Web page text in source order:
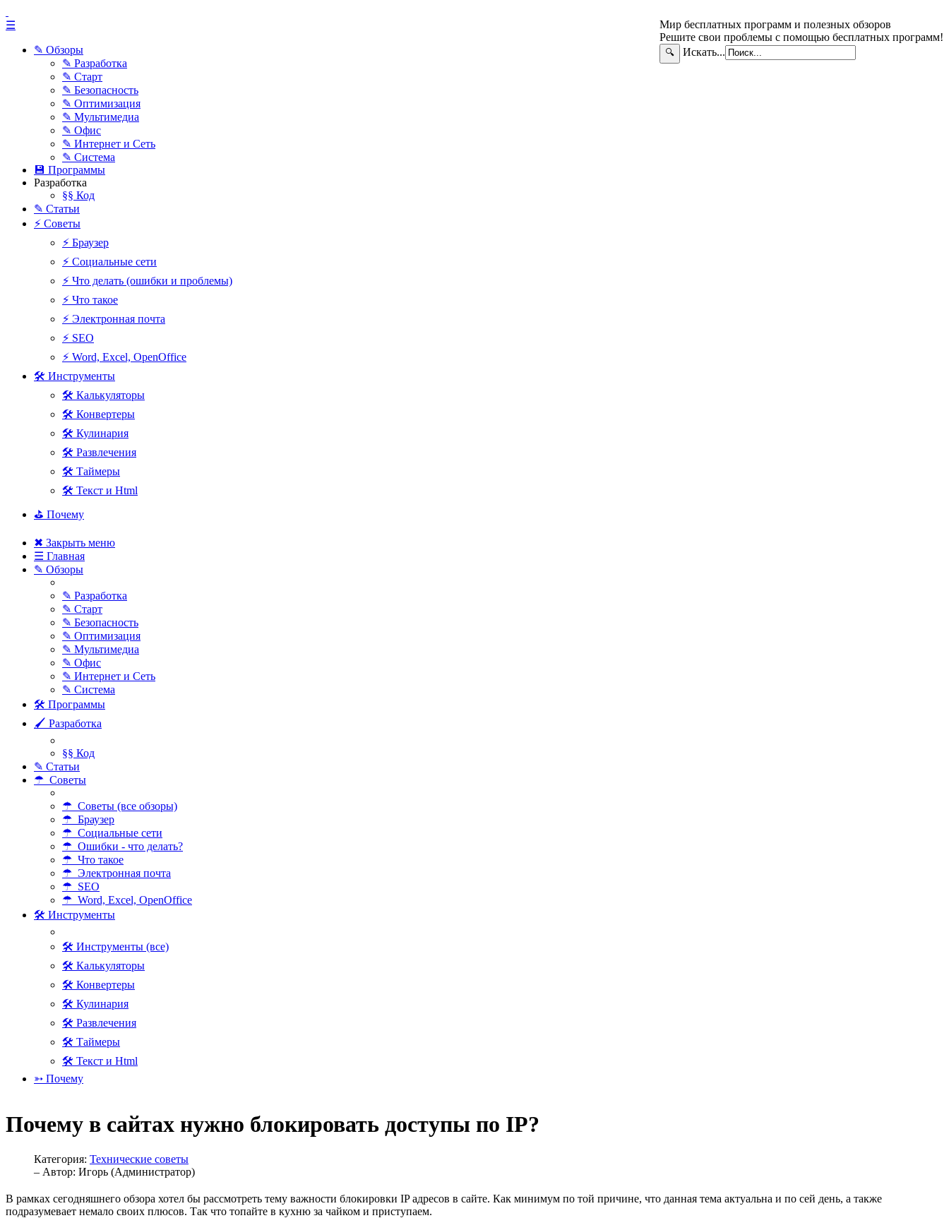
Мир бесплатных программ и полезных обзоров
Решите свои проблемы с помощью бесплатных программ!
🔍 Искать...
☰
✎ Обзоры
✎ Разработка
✎ Старт
✎ Безопасность
✎ Оптимизация
✎ Мультимедиа
✎ Офис
✎ Интернет и Сеть
✎ Система
💾 Программы
Разработка
§§ Код
✎ Статьи
⚡ Советы
⚡ Браузер
⚡ Социальные сети
⚡ Что делать (ошибки и проблемы)
⚡ Что такое
⚡ Электронная почта
⚡ SEO
⚡ Word, Excel, OpenOffice
🛠 Инструменты
🛠 Калькуляторы
🛠 Конвертеры
🛠 Кулинария
🛠 Развлечения
🛠 Таймеры
🛠 Текст и Html
⛳ Почему
✖ Закрыть меню
☰ Главная
✎ Обзоры
✎ Разработка
✎ Старт
✎ Безопасность
✎ Оптимизация
✎ Мультимедиа
✎ Офис
✎ Интернет и Сеть
✎ Система
🛠 Программы
🖌 Разработка
§§ Код
✎ Статьи
☂ Советы
☂ Советы (все обзоры)
☂ Браузер
☂ Социальные сети
☂ Ошибки - что делать?
☂ Что такое
☂ Электронная почта
☂ SEO
☂ Word, Excel, OpenOffice
🛠 Инструменты
🛠 Инструменты (все)
🛠 Калькуляторы
🛠 Конвертеры
🛠 Кулинария
🛠 Развлечения
🛠 Таймеры
🛠 Текст и Html
➳ Почему
Почему в сайтах нужно блокировать доступы по IP?
Категория: Технические советы
– Автор: Игорь (Администратор)
В рамках сегодняшнего обзора хотел бы рассмотреть тему важности блокировки IP адресов в сайте. Как минимум по той причине, что данная тема актуальна и по сей день, а также
подразумевает немало своих плюсов. Так что топайте в кухню за чайком и приступаем.